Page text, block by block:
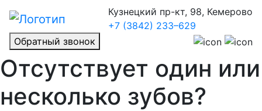
Кузнецкий пр-кт, 98, Кемерово
+7 (3842) 233–629
Обратный звонок
Отсутствует один или
несколько зубов?